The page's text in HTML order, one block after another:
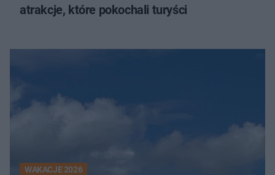
atrakcje, które pokochali turyści
WAKACJE 2026